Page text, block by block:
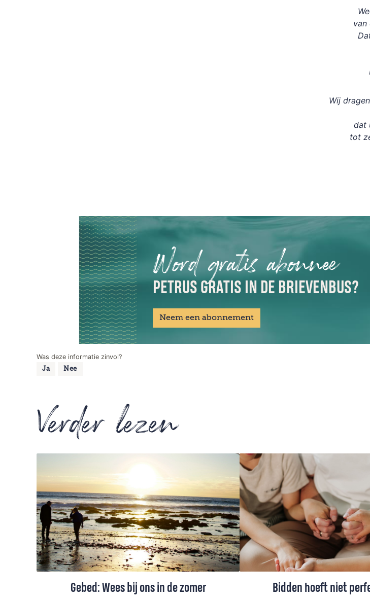
van
Wij
dat
tot
Word gratis abonnee
PETRUS GRATIS IN DE BRIEVENBUS?
Neem een abonnement
Was deze informatie zinvol?
Ja Nee
Verder lezen
Gebed: Wees bij ons in de zomer Bidden hoeft niet